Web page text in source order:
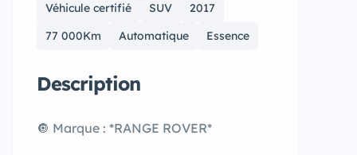
Véhicule certifié SUV
2017
77 000Km
Automatique Essence
Description
🔘 Marque : *RANGE ROVER*